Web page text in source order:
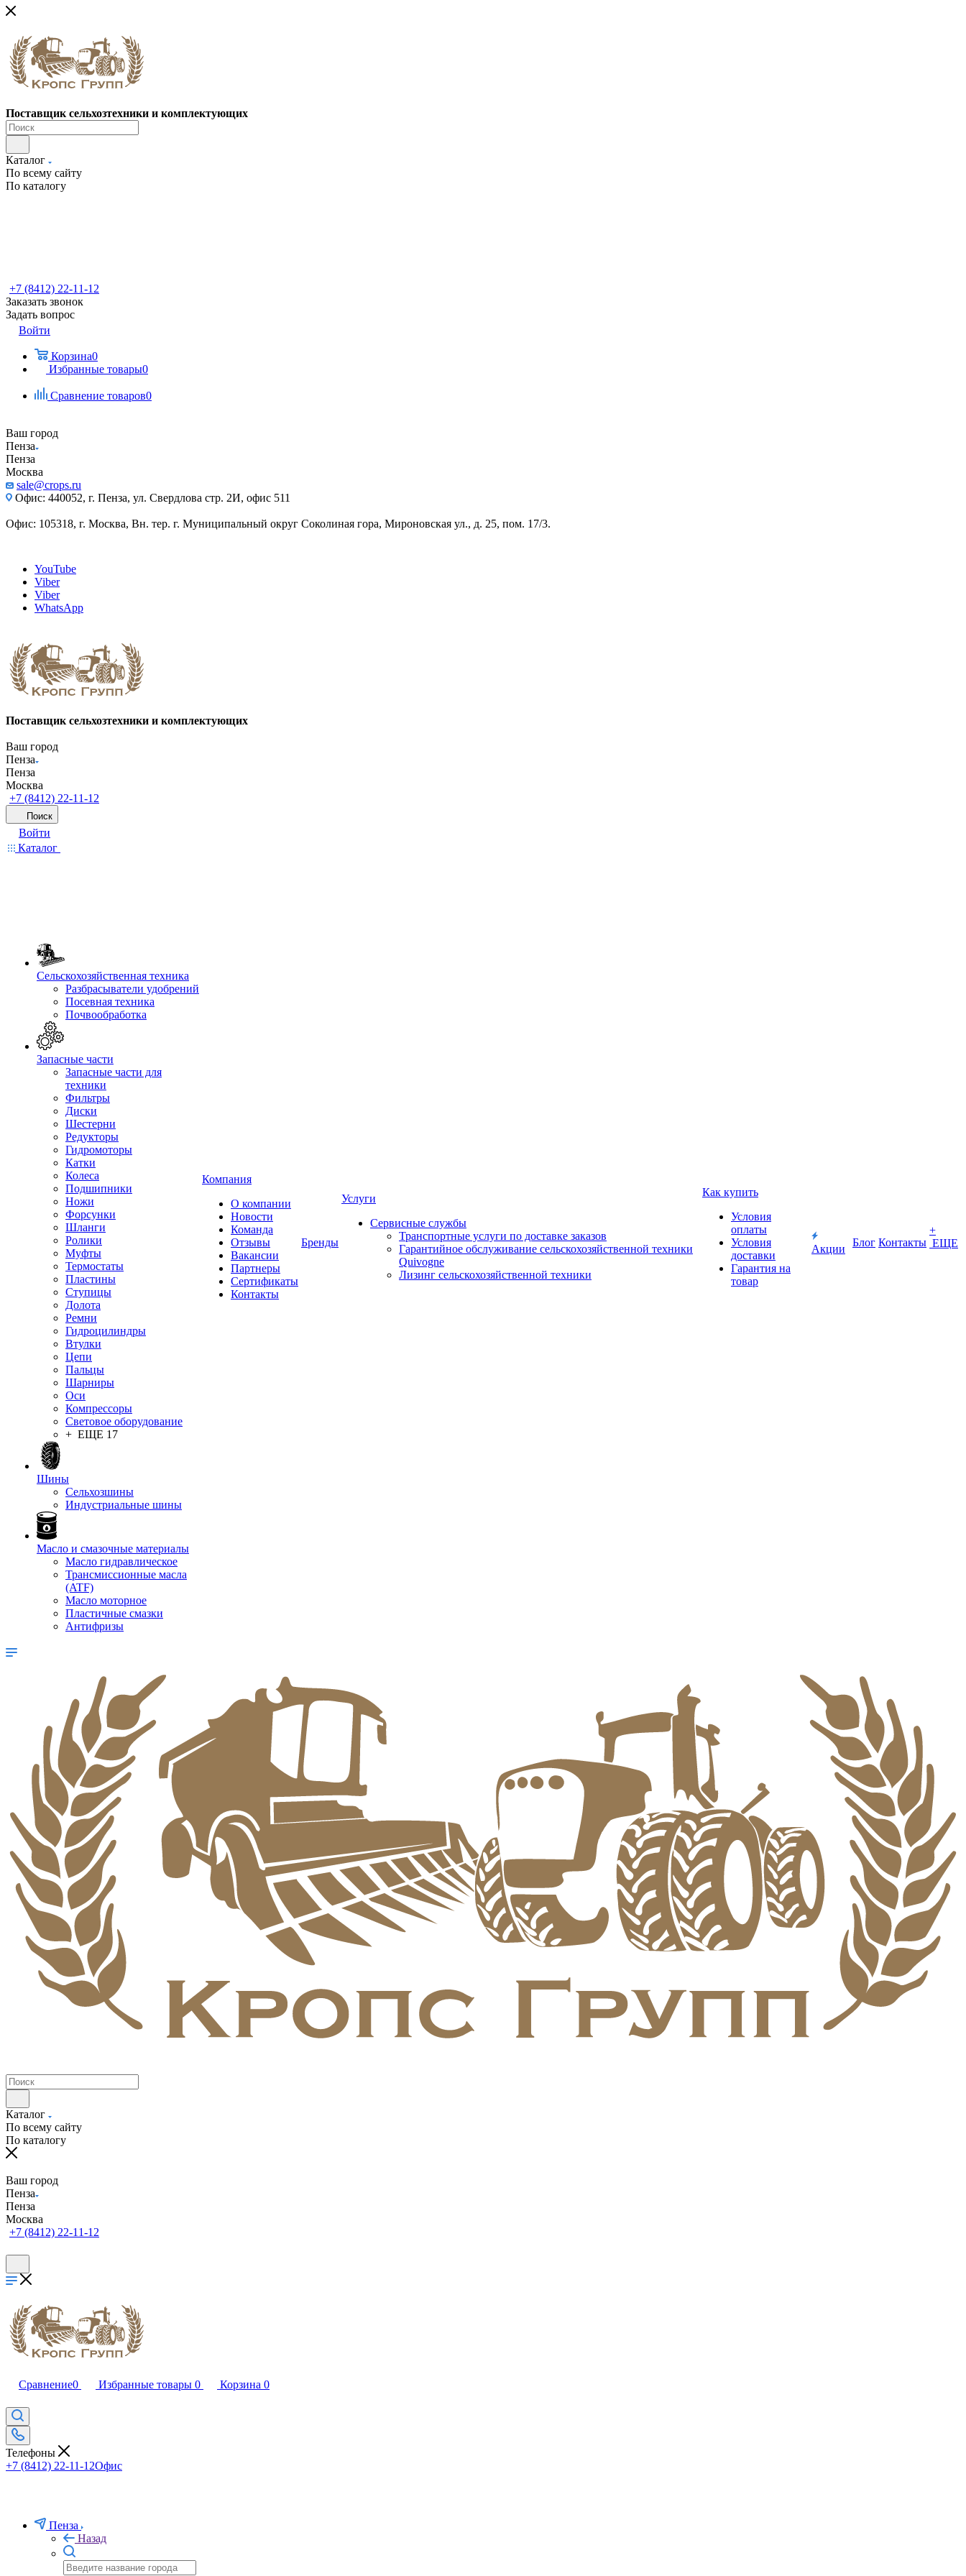
Поставщик сельхозтехники и комплектующих
Каталог
По всему сайту
По каталогу
+7 (8412) 22-11-12
Заказать звонок
Задать вопрос
Войти
Корзина0
Избранные товары0
Сравнение товаров0
Ваш город
Пенза
Пенза
Москва
sale@crops.ru
Офис: 440052, г. Пенза, ул. Свердлова стр. 2И, офис 511
Офис: 105318, г. Москва, Вн. тер. г. Муниципальный округ Соколиная гора, Мироновская ул., д. 25, пом. 17/3.
YouTube
Viber
Viber
WhatsApp
Поставщик сельхозтехники и комплектующих
Ваш город
Пенза
Пенза
Москва
+7 (8412) 22-11-12
Поиск
Войти
Каталог
Сельскохозяйственная техника
Разбрасыватели удобрений
Посевная техника
Почвообработка
Запасные части
Запасные части для
техники
Фильтры
Диски
Шестерни
Редукторы
Гидромоторы
Катки
Колеса
Подшипники
Ножи
Форсунки
Шланги
Ролики
Муфты
Термостаты
Пластины
Ступицы
Долота
Ремни
Гидроцилиндры
Втулки
Цепи
Пальцы
Шарниры
Оси
Компрессоры
Световое оборудование
+ ЕЩЕ 17
Шины
Сельхозшины
Индустриальные шины
Масло и смазочные материалы
Масло гидравлическое
Трансмиссионные масла
(ATF)
Масло моторное
Пластичные смазки
Антифризы
Компания
О компании
Новости
Команда
Отзывы
Вакансии
Партнеры
Сертификаты
Контакты
Бренды
Услуги
Сервисные службы
Транспортные услуги по доставке заказов
Гарантийное обслуживание сельскохозяйственной техники
Quivogne
Лизинг сельскохозяйственной техники
Как купить
Условия
оплаты
Условия
доставки
Гарантия на
товар
Акции
Блог Контакты
+
ЕЩЕ
Каталог
По всему сайту
По каталогу
Ваш город
Пенза
Пенза
Москва
+7 (8412) 22-11-12
Сравнение0 Избранные товары 0 Корзина 0
Телефоны
+7 (8412) 22-11-12Офис
Пенза
Назад